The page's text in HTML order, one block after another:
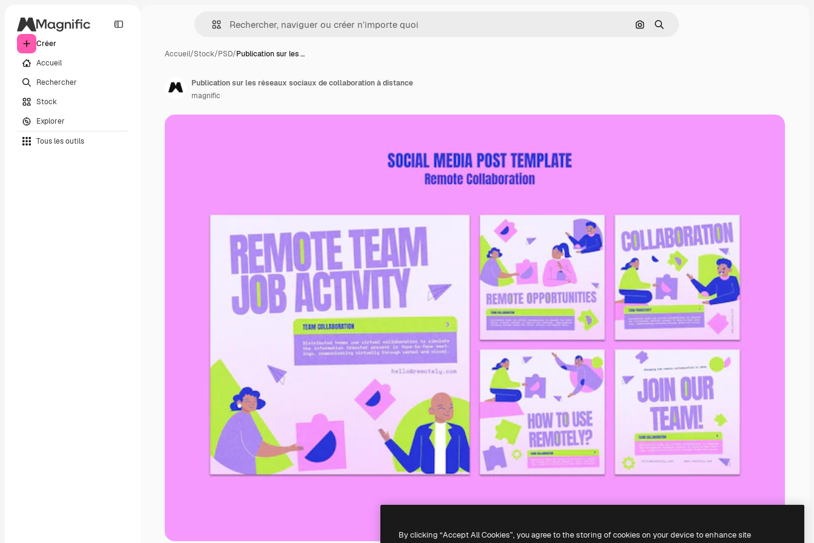
Créer
Accueil
Rechercher
Stock
Explorer
Tous les outils
Rechercher par image
Rechercher
Accueil/Stock/PSD/Publication sur les …
Publication sur les réseaux sociaux de collaboration à distance
magnific
By clicking “Accept All Cookies”, you agree to the storing of cookies on your device to enhance site